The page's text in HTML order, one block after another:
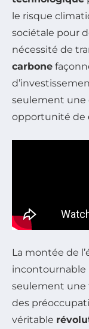
le risque
sociétale pour
nécessité de
carbone
seulement une
opportunité de
La montée de
incontournable
seulement une
des
véritable